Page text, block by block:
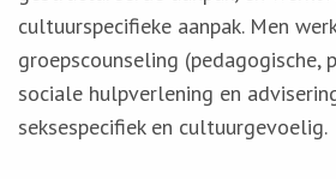
cultuurspecifieke aanpak. Men
groepscounseling (pedagogische,
sociale hulpverlening en
seksespecifiek en cultuurgevoelig.